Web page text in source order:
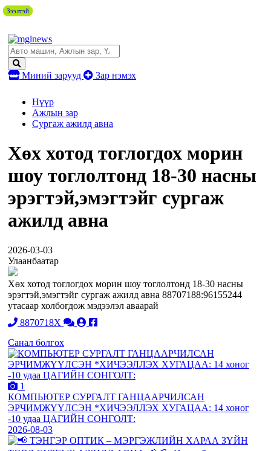
Миний зарууд Зар нэмэх
Нүүр
Ажлын зар
Сургаж ажилд авна
Хөх хотод тоглогдох морин
шоу тоглолтонд 18-30 насны
эрэгтэй,эмэгтэйг сургаж
ажилд авна
2026-03-03
Улаанбаатар
Хөх хотод тоглогдох морин шоу тоглолтонд 18-30 насны
эрэгтэй,эмэгтэйг сургаж ажилд авна 88707188:96155244
утасаар холбогдож мэдээлэл аваарай
8870718X
Санал болгох
1
КОМПЬЮТЕР СУРГАЛТ ГАНЦААРЧИЛСАН
ЭРЧИМЖҮҮЛСЭН *ХИЧЭЭЛЛЭХ ХУГАЦАА: 14 хоног
-10 удаа ЦАГИЙН СОНГОЛТ:
2026-08-03
Зээлтэй
Зээлтэй
Зээлтэй
Зээлтэй
Зээлтэй
Зээлтэй
Зээлтэй
Зээлтэй